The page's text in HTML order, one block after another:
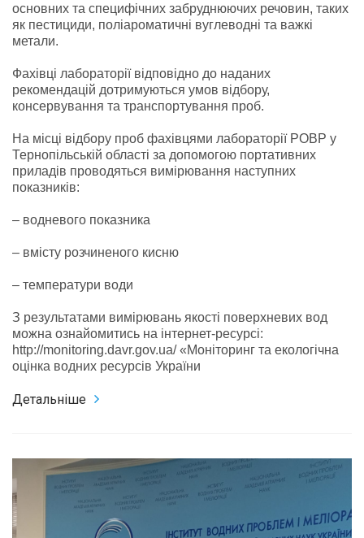
основних та специфічних забруднюючих речовин, таких
як пестициди, поліароматичні вуглеводні та важкі
метали.
Фахівці лабораторії відповідно до наданих
рекомендацій дотримуються умов відбору,
консервування та транспортування проб.
На місці відбору проб фахівцями лабораторії РОВР у
Тернопільській області за допомогою портативних
приладів проводяться вимірювання наступних
показників:
– водневого показника
– вмісту розчиненого кисню
– температури води
З результатами вимірювань якості поверхневих вод
можна ознайомитись на інтернет-ресурсі:
http://monitoring.davr.gov.ua/ «Моніторинг та екологічна
оцінка водних ресурсів України
Детальніше